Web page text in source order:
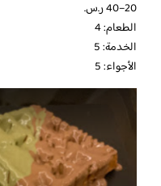
الطعام: 4
الخدمة: 5
الأجواء: 5